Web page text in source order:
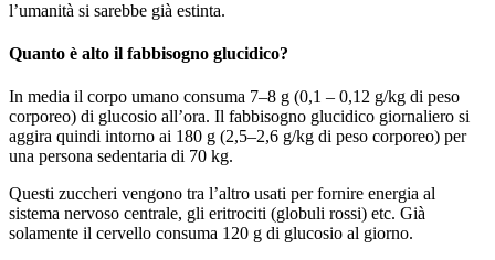
l’umanità si sarebbe già estinta.
Quanto è alto il fabbisogno glucidico?
In media il corpo umano consuma 7–8 g (0,1 – 0,12 g/kg di peso
corporeo) di glucosio all’ora. Il fabbisogno glucidico giornaliero si
aggira quindi intorno ai 180 g (2,5–2,6 g/kg di peso corporeo) per
una persona sedentaria di 70 kg.
Questi zuccheri vengono tra l’altro usati per fornire energia al
sistema nervoso centrale, gli eritrociti (globuli rossi) etc. Già
solamente il cervello consuma 120 g di glucosio al giorno.